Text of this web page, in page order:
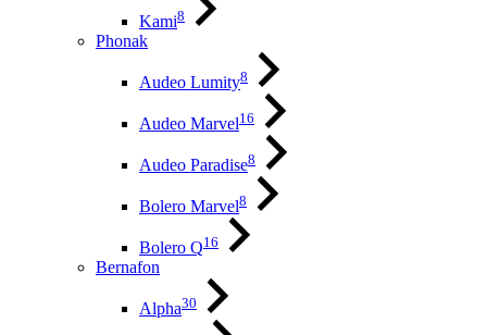
Kami8
Phonak
Audeo Lumity8
Audeo Marvel16
Audeo Paradise8
Bolero Marvel8
Bolero Q16
Bernafon
Alpha30